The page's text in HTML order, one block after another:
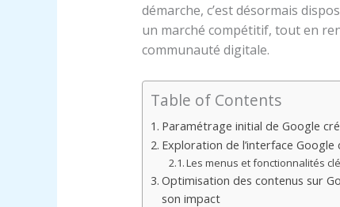
démarche, c’est désormais
un marché compétitif, tout en
communauté digitale.
Table of Contents
Paramétrage initial de Google
Exploration de l’interface
Les menus et fonctionnalités
Optimisation des contenus sur
son impact